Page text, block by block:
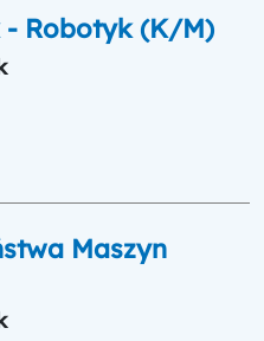
Robotyk (K/M)
Maszyn